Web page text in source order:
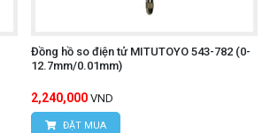
Đồng hồ so điện tử MITUTOYO 543-782 (0-
12.7mm/0.01mm)
2,240,000 VND
ĐẶT MUA